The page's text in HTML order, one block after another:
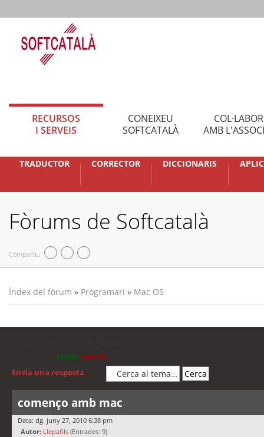
RECURSOS
I SERVEIS
CONEIXEU
SOFTCATALÀ
AMB
TRADUCTOR CORRECTOR DICCIONARIS
Fòrums de Softcatalà
Compartiu
Índex del fòrum » Programari » Mac OS
jordis cubells
Envia una resposta
començo amb mac
Data: dg. juny 27, 2010 6:38 pm
Autor: Llepafils (Entrades: 9)